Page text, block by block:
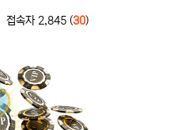
접속자 2,845 (30)